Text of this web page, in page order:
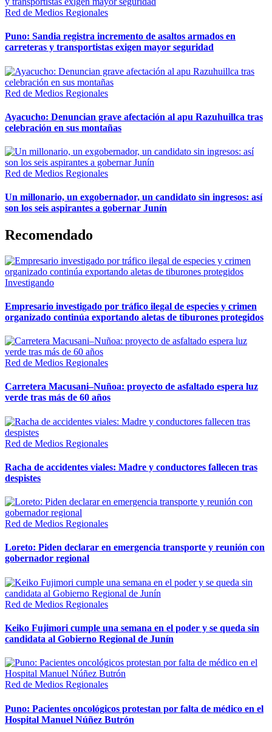
Red de Medios Regionales
Puno: Sandia registra incremento de asaltos armados en
carreteras y transportistas exigen mayor seguridad
Red de Medios Regionales
Ayacucho: Denuncian grave afectación al apu Razuhuillca tras
celebración en sus montañas
Red de Medios Regionales
Un millonario, un exgobernador, un candidato sin ingresos: así
son los seis aspirantes a gobernar Junín
Recomendado
Investigando
Empresario investigado por tráfico ilegal de especies y crimen
organizado continúa exportando aletas de tiburones protegidos
Red de Medios Regionales
Carretera Macusani–Nuñoa: proyecto de asfaltado espera luz
verde tras más de 60 años
Red de Medios Regionales
Racha de accidentes viales: Madre y conductores fallecen tras
despistes
Red de Medios Regionales
Loreto: Piden declarar en emergencia transporte y reunión con
gobernador regional
Red de Medios Regionales
Keiko Fujimori cumple una semana en el poder y se queda sin
candidata al Gobierno Regional de Junín
Red de Medios Regionales
Puno: Pacientes oncológicos protestan por falta de médico en el
Hospital Manuel Núñez Butrón